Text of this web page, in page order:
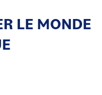
LE MONDE